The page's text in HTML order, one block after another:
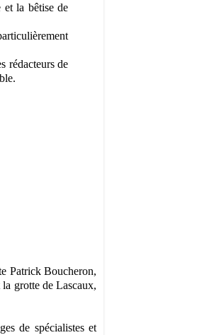
la bêtise de
rédacteurs de
Patrick Boucheron,
grotte de Lascaux,
de spécialistes et